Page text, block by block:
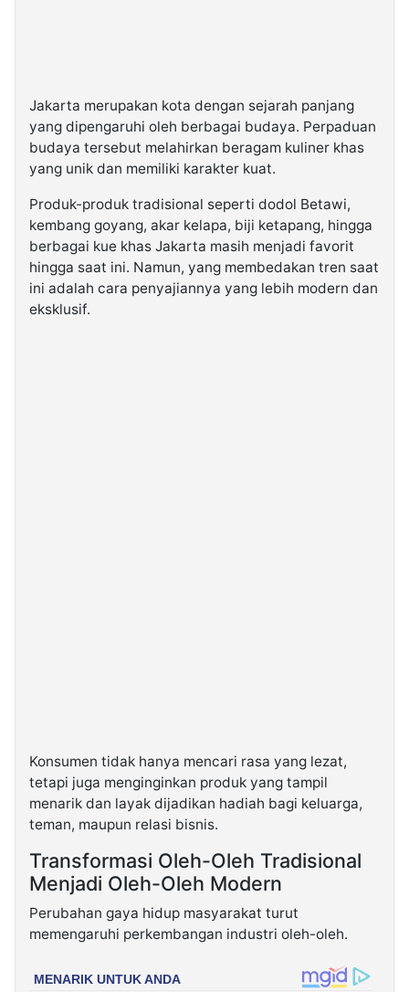
Jakarta merupakan kota dengan sejarah panjang
yang dipengaruhi oleh berbagai budaya. Perpaduan
budaya tersebut melahirkan beragam kuliner khas
yang unik dan memiliki karakter kuat.
Produk-produk tradisional seperti dodol Betawi,
kembang goyang, akar kelapa, biji ketapang, hingga
berbagai kue khas Jakarta masih menjadi favorit
hingga saat ini. Namun, yang membedakan tren saat
ini adalah cara penyajiannya yang lebih modern dan
eksklusif.
Konsumen tidak hanya mencari rasa yang lezat,
tetapi juga menginginkan produk yang tampil
menarik dan layak dijadikan hadiah bagi keluarga,
teman, maupun relasi bisnis.
Transformasi Oleh-Oleh Tradisional
Menjadi Oleh-Oleh Modern
Perubahan gaya hidup masyarakat turut
memengaruhi perkembangan industri oleh-oleh.